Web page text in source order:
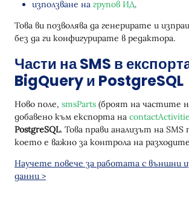
използване на групов ИД.
Това ви позволява да генерирате и
без да ги конфигурирате в редактора.
Части на SMS в
BigQuery и PostgreSQL
Ново поле, smsParts (броят на частите
добавено към експорта на
PostgreSQL. Това прави анализът на
което е важно за контрола на
Научете повече за работата с външни
данни >